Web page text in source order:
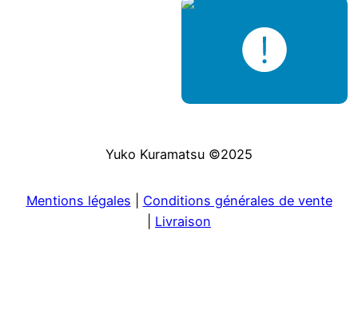
Yuko Kuramatsu ©2025
Mentions légales
Conditions générales de vente
Livraison